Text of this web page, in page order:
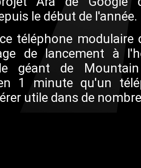
le début de l'année.
téléphone modulaire
de lancement à
géant de
1 minute qu'un
utile dans de